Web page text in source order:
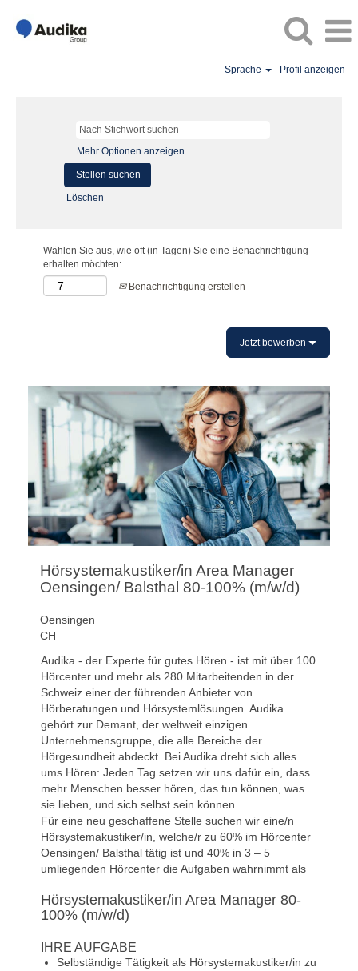
Sprache Profil anzeigen
Mehr Optionen anzeigen
Löschen
Wählen Sie aus, wie oft (in Tagen) Sie eine Benachrichtigung
erhalten möchten:
Benachrichtigung erstellen
Jetzt bewerben
Hörsystemakustiker/in Area Manager
Oensingen/ Balsthal 80-100% (m/w/d)
Oensingen
CH
Audika - der Experte für gutes Hören - ist mit über 100
Hörcenter und mehr als 280 Mitarbeitenden in der
Schweiz einer der führenden Anbieter von
Hörberatungen und Hörsystemlösungen. Audika
gehört zur Demant, der weltweit einzigen
Unternehmensgruppe, die alle Bereiche der
Hörgesundheit abdeckt. Bei Audika dreht sich alles
ums Hören: Jeden Tag setzen wir uns dafür ein, dass
mehr Menschen besser hören, das tun können, was
sie lieben, und sich selbst sein können.
Für eine neu geschaffene Stelle suchen wir eine/n
Hörsystemakustiker/in, welche/r zu 60% im Hörcenter
Oensingen/ Balsthal tätig ist und 40% in 3 – 5
umliegenden Hörcenter die Aufgaben wahrnimmt als
Hörsystemakustiker/in Area Manager 80-
100% (m/w/d)
IHRE AUFGABE
Selbständige Tätigkeit als Hörsystemakustiker/in zu